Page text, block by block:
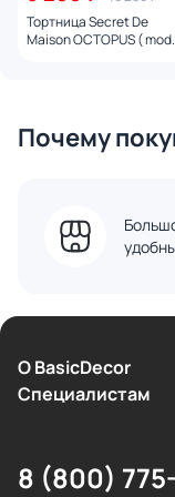
Тортница Secret De
Maison OCTOPUS ( mod.
Почему
О BasicDecor
Cпециалистам
8 (800)